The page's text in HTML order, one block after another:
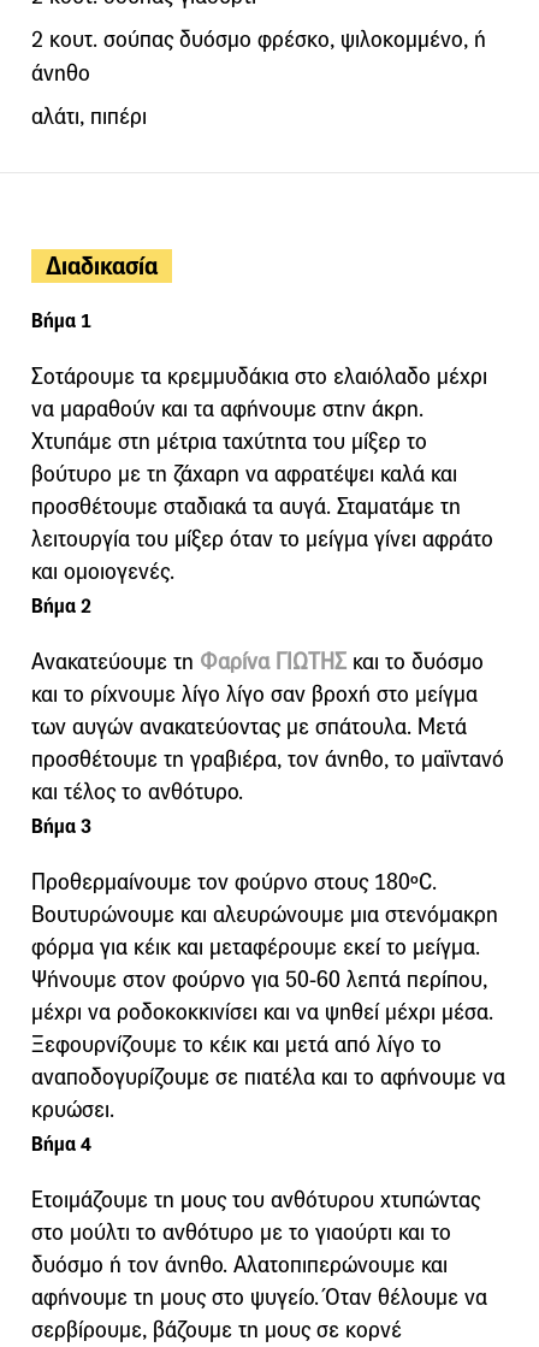
2 κουτ. σούπας δυόσμο φρέσκο, ψιλοκομμένο, ή
άνηθο
αλάτι, πιπέρι
Διαδικασία
Βήμα 1
Σοτάρουμε τα κρεμμυδάκια στο ελαιόλαδο μέχρι
να μαραθούν και τα αφήνουμε στην άκρη.
Χτυπάμε στη μέτρια ταχύτητα του μίξερ το
βούτυρο με τη ζάχαρη να αφρατέψει καλά και
προσθέτουμε σταδιακά τα αυγά. Σταματάμε τη
λειτουργία του μίξερ όταν το μείγμα γίνει αφράτο
και ομοιογενές.
Βήμα 2
Ανακατεύουμε τη Φαρίνα ΓΙΩΤΗΣ και το δυόσμο
και το ρίχνουμε λίγο λίγο σαν βροχή στο μείγμα
των αυγών ανακατεύοντας με σπάτουλα. Μετά
προσθέτουμε τη γραβιέρα, τον άνηθο, το μαϊντανό
και τέλος το ανθότυρο.
Βήμα 3
Προθερμαίνουμε τον φούρνο στους 180ºC.
Βουτυρώνουμε και αλευρώνουμε μια στενόμακρη
φόρμα για κέικ και μεταφέρουμε εκεί το μείγμα.
Ψήνουμε στον φούρνο για 50-60 λεπτά περίπου,
μέχρι να ροδοκοκκινίσει και να ψηθεί μέχρι μέσα.
Ξεφουρνίζουμε το κέικ και μετά από λίγο το
αναποδογυρίζουμε σε πιατέλα και το αφήνουμε να
κρυώσει.
Βήμα 4
Ετοιμάζουμε τη μους του ανθότυρου χτυπώντας
στο μούλτι το ανθότυρο με το γιαούρτι και το
δυόσμο ή τον άνηθο. Αλατοπιπερώνουμε και
αφήνουμε τη μους στο ψυγείο. Όταν θέλουμε να
σερβίρουμε, βάζουμε τη μους σε κορνέ